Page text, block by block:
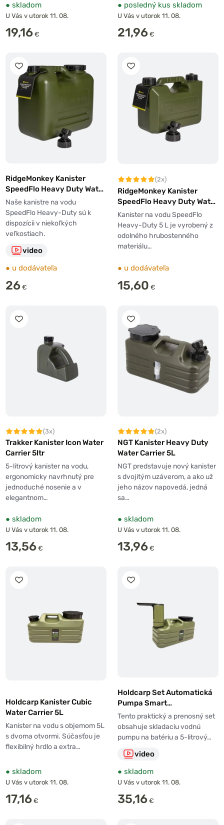
● skladom
U Vás v utorok 11. 08.
19,16 €
● posledný kus skladom
U Vás v utorok 11. 08.
21,96 €
RidgeMonkey Kanister
SpeedFlo Heavy Duty Water
Carrier 15l
Naše kanistre na vodu
SpeedFlo Heavy-Duty sú k
dispozícii v niekoľkých
veľkostiach.
video
● u dodávateľa
26 €
(2x)
RidgeMonkey Kanister
SpeedFlo Heavy Duty Water
Carrier 5L
Kanister na vodu SpeedFlo
Heavy-Duty 5 L je vyrobený z
odolného hrubostenného
materiálu…
● u dodávateľa
15,60 €
(3x)
Trakker Kanister Icon Water
Carrier 5ltr
5-litrový kanister na vodu,
ergonomicky navrhnutý pre
jednoduché nosenie a v
elegantnom…
● skladom
U Vás v utorok 11. 08.
13,56 €
(2x)
NGT Kanister Heavy Duty
Water Carrier 5L
NGT predstavuje nový kanister
s dvojitým uzáverom, a ako už
jeho názov napovedá, jedná
sa…
● skladom
U Vás v utorok 11. 08.
13,96 €
Holdcarp Kanister Cubic
Water Carrier 5L
Kanister na vodu s objemom 5L
s dvoma otvormi. Súčasťou je
flexibilný hrdlo a extra…
● skladom
U Vás v utorok 11. 08.
17,16 €
Holdcarp Set Automatická
Pumpa Smart
Rechargeable Tap + Cubic
Water Carrier 5L
Tento praktický a prenosný set
obsahuje skladaciu vodnú
pumpu na batériu a 5-litrový…
video
● skladom
U Vás v utorok 11. 08.
35,16 €